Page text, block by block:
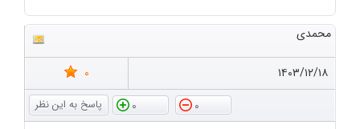
محمدی
۱۴۰۳/۱۲/۱۸
0
0
0